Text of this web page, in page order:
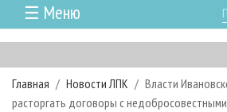
☰ Меню
ГЛАВНАЯ
РУБРИКИ И ТЕМЫ
РУБРИКИ ЖУРНАЛА
НОВОСТИ
Главная Новости ЛПК
Власти
расторгать договоры с